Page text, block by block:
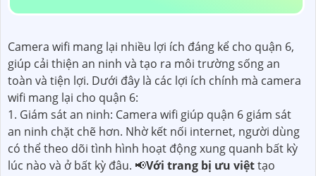
Camera wifi mang lại nhiều lợi ích đáng kể cho quận 6,
giúp cải thiện an ninh và tạo ra môi trường sống an
toàn và tiện lợi. Dưới đây là các lợi ích chính mà camera
wifi mang lại cho quận 6:
1. Giám sát an ninh: Camera wifi giúp quận 6 giám sát
an ninh chặt chẽ hơn. Nhờ kết nối internet, người dùng
có thể theo dõi tình hình hoạt động xung quanh bất kỳ
lúc nào và ở bất kỳ đâu. 📢Với trang bị ưu việttạo